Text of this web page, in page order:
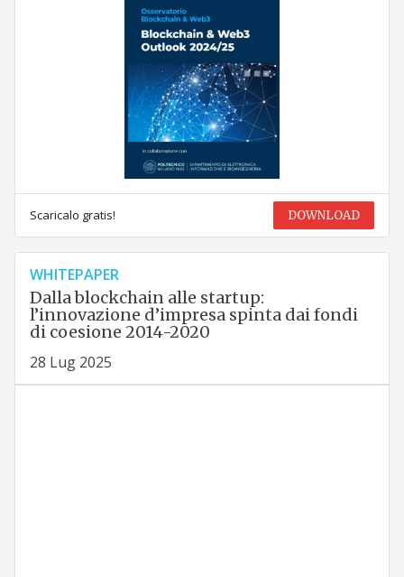
Scaricalo gratis! DOWNLOAD
WHITEPAPER
Dalla blockchain alle startup:
l’innovazione d’impresa spinta dai fondi
di coesione 2014-2020
28 Lug 2025